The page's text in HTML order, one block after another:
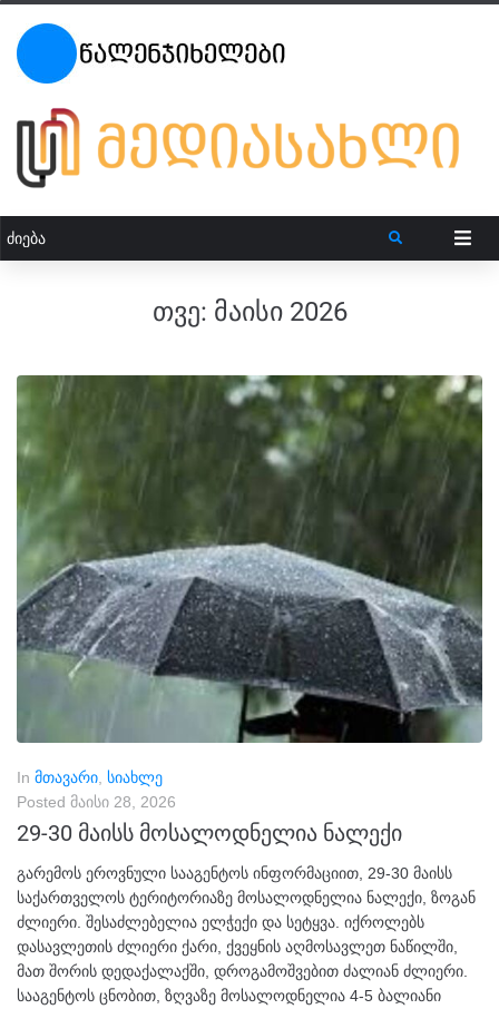
თვე: მაისი 2026
In მთავარი სიახლე
Posted მაისი 28, 2026
29-30 მაისს მოსალოდნელია ნალექი
გარემოს ეროვნული სააგენტოს ინფორმაციით, 29-30 მაისს
საქართველოს ტერიტორიაზე მოსალოდნელია ნალექი, ზოგან
ძლიერი. შესაძლებელია ელჭექი და სეტყვა. იქროლებს
დასავლეთის ძლიერი ქარი, ქვეყნის აღმოსავლეთ ნაწილში,
მათ შორის დედაქალაქში, დროგამოშვებით ძალიან ძლიერი.
სააგენტოს ცნობით, ზღვაზე მოსალოდნელია 4-5 ბალიანი